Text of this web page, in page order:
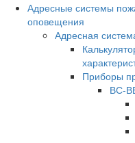
Адресные системы
оповещения
Адресная
Приборы
ВС-